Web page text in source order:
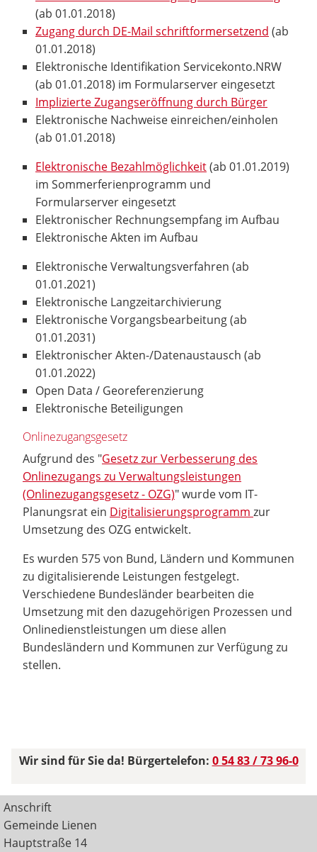
(ab 01.01.2018)
Zugang durch DE-Mail schriftformersetzend (ab
01.01.2018)
Elektronische Identifikation Servicekonto.NRW
(ab 01.01.2018) im Formularserver eingesetzt
Implizierte Zugangseröffnung durch Bürger
Elektronische Nachweise einreichen/einholen
(ab 01.01.2018)
Elektronische Bezahlmöglichkeit(ab 01.01.2019)
im Sommerferienprogramm und
Formularserver eingesetzt
Elektronischer Rechnungsempfang im Aufbau
Elektronische Akten im Aufbau
Elektronische Verwaltungsverfahren (ab
01.01.2021)
Elektronische Langzeitarchivierung
Elektronische Vorgangsbearbeitung (ab
01.01.2031)
Elektronischer Akten-/Datenaustausch (ab
01.01.2022)
Open Data / Georeferenzierung
Elektronische Beteiligungen
Onlinezugangsgesetz
Aufgrund des "Gesetz zur Verbesserung des
Onlinezugangs zu Verwaltungsleistungen
(Onlinezugangsgesetz - OZG)" wurde vom IT-
Planungsrat ein Digitalisierungsprogramm zur
Umsetzung des OZG entwickelt.
Es wurden 575 von Bund, Ländern und Kommunen
zu digitalisierende Leistungen festgelegt.
Verschiedene Bundesländer bearbeiten die
Umsetzung mit den dazugehörigen Prozessen und
Onlinedienstleistungen um diese allen
Bundesländern und Kommunen zur Verfügung zu
stellen.
Wir sind für Sie da! Bürgertelefon: 0 54 83 / 73 96-0
Anschrift
Gemeinde Lienen
Hauptstraße 14